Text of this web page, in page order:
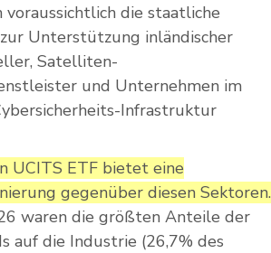
die staatliche
Unterstützung inländischer
Satelliten-
und Unternehmen im
Infrastruktur
UCITS ETF bietet eine
gegenüber diesen Sektoren.
waren die größten Anteile der
auf die Industrie (26,7% des